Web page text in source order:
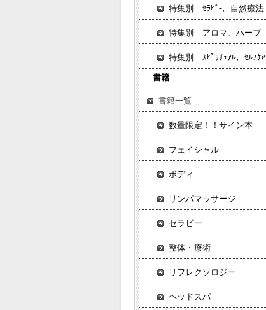
特集別 ｾﾗﾋﾟ-、自然療法
特集別 アロマ、ハーブ
特集別 ｽﾋﾟﾘﾁｭｱﾙ、ｾﾙﾌｹｱ
書籍
書籍一覧
数量限定！！サイン本
フェイシャル
ボディ
リンパマッサージ
セラピー
整体・療術
リフレクソロジー
ヘッドスパ